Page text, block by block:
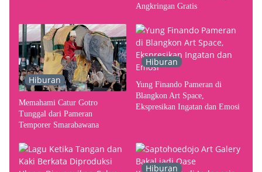
Angkringan Gratis
Hiburan
Memahami Catur Gotro
Tunggal dari Pameran
Temporer Smarabawana
Hiburan
Yung Finando Pameran di
Blangkon Art Space,
Ekspresikan Ingatan dan Emosi
Hiburan